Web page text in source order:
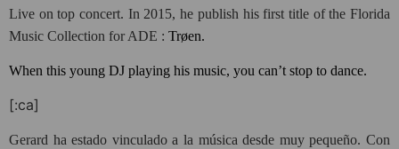
Live on top concert. In 2015, he publish his first title of the Florida
Music Collection for ADE : Trøen.
When this young DJ playing his music, you can’t stop to dance.
[:ca]
Gerard ha estado vinculado a la música desde muy pequeño. Con